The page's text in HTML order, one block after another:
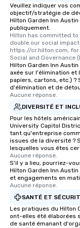
Veuillez indiquer vos
objectif/stratégie de
Hilton Garden Inn
publiquement.
Hilton has committed
double our social
https://cr.hilton.com,
Social and Governance
Hilton Garden Inn
axée sur l'élimination
papiers, cartons, etc.) ?
d'élimination et de
Aucune réponse.
DIVERSITÉ ET
Pour les hôtels
University Capitol
tant qu'entreprise
issues de la diversité ?
lesquelles vous êtes
Aucune réponse.
S'il y a lieu, pourriez-
Hilton Garden Inn
et engagements en
Aucune réponse.
SANTÉ ET
Les pratiques du Hilton
ont-elles été élaborées
de santé émanant